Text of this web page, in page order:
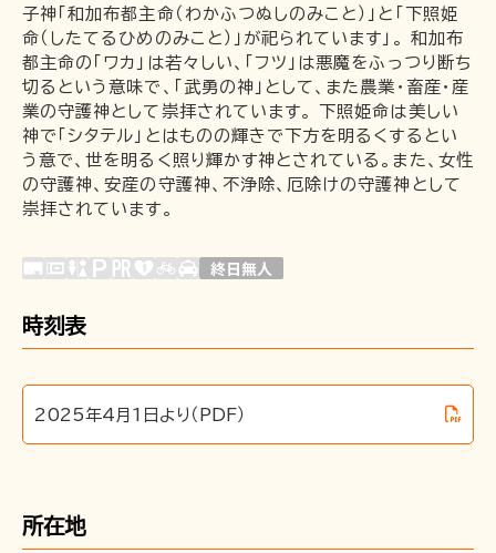
一畑電車の社会的責任について
一畑電車活性化協議会
一畑電車国民保護業務計画（PDF）
SDGsの取り組み
広告掲出
〒691-0001 島根県出雲市平田町2226
松江しんじ湖温泉駅
子神「和加布都主命（わかふつぬしのみこと）」と「下照姫
命（したてるひめのみこと）」が祀られています」。 和加布
都主命の「ワカ」は若々しい、「フツ」は悪魔をふっつり断ち
切るという意味で、「武勇の神」として、また農業・畜産・産
業の守護神として崇拝されています。 下照姫命は美しい
神で「シタテル」とはものの輝きで下方を明るくするとい
う意で、世を明るく照り輝かす神とされている。また、女性
の守護神、安産の守護神、不浄除、厄除けの守護神として
崇拝されています。
時刻表
2025年4月1日より（PDF）
所在地